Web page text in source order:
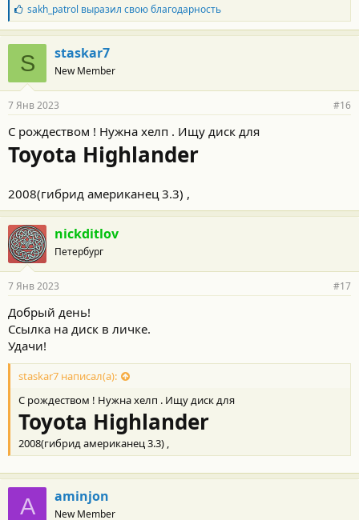
Б
л
а
г
о
д
а
н
с
т
и
sakh_patrol выразил свою благодарность
S staskar7
New Member
7 Янв 2023 #16
С рождеством ! Нужна хелп . Ищу диск для
Toyota Highlander
2008(гибрид американец 3.3) ,
nickditlov
Петербург
7 Янв 2023 #17
Добрый день!
Ссылка на диск в личке.
Удачи!
staskar7 написал(а):
С рождеством ! Нужна хелп . Ищу диск для
Toyota Highlander
2008(гибрид американец 3.3) ,
A aminjon
New Member